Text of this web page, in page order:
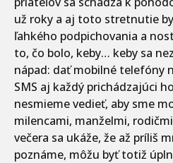
už roky a aj toto stretnutie
ľahkého podpichovania a
to, čo bolo, keby… keby sa
nápad: dať mobilné telefóny
SMS aj každý prichádzajúci
nesmieme vedieť, aby sme
milencami, manželmi,
večera sa ukáže, že až príliš
poznáme, môžu byť totiž